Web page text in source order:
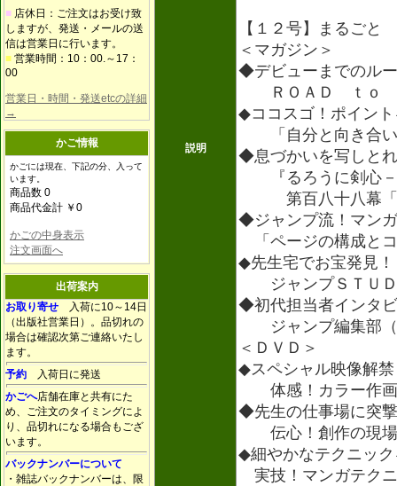
■ 店休日：ご注文はお受け致
しますが、発送・メールの送
信は営業日に行います。
■ 営業時間：10：00.～17：
00
営業日・時間・発送etcの詳細
→
かご情報
かごには現在、下記の分、入って
います。
商品数 0
商品代金計 ￥0
かごの中身表示
注文画面へ
出荷案内
お取り寄せ 入荷に10～14日
（出版社営業日）。品切れの
場合は確認次第ご連絡いたし
ます。
予約 入荷日に発送
かごへ店舗在庫と共有にた
め、ご注文のタイミングによ
り、品切れになる場合もござ
います。
バックナンバーについて
・雑誌バックナンバーは、限
説明
【１２号】まるごと
＜マガジン＞
◆デビューまでのル
ＲＯＡＤ ｔｏ Ｊ
◆ココスゴ！ポイン
「自分と向き合い
◆息づかいを写しと
『るろうに剣心－
第百八十八幕「
◆ジャンプ流！マン
「ページの構成と
◆先生宅でお宝発見！
ジャンプＳＴＵＤ
◆初代担当者インタ
ジャンプ編集部（
＜ＤＶＤ＞
◆スペシャル映像解
体感！カラー作画
◆先生の仕事場に突
伝心！創作の現場
◆細やかなテクニッ
実技！マンガテク